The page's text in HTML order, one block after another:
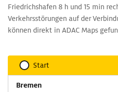
Friedrichshafen 8 h und 15 min
Verkehrsstörungen auf der
können direkt in ADAC Maps
Start
Bremen